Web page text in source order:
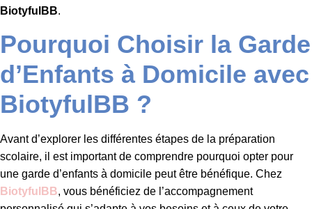
BiotyfulBB.
Pourquoi Choisir la Garde
d’Enfants à Domicile avec
BiotyfulBB ?
Avant d’explorer les différentes étapes de la préparation
scolaire, il est important de comprendre pourquoi opter pour
une garde d’enfants à domicile peut être bénéfique. Chez
BiotyfulBB, vous bénéficiez de l’accompagnement